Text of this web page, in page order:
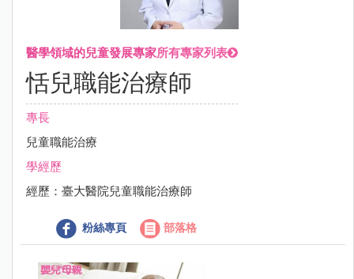
醫學領域的兒童發展專家所有專家列表
恬兒職能治療師
專長
兒童職能治療
學經歷
經歷：臺大醫院兒童職能治療師
粉絲專頁 部落格